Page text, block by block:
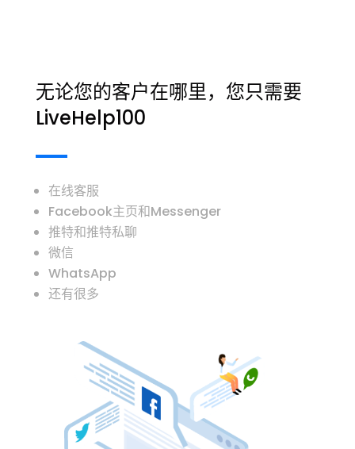
无论您的客户在哪里，您只需要
LiveHelp100
在线客服
Facebook主页和Messenger
推特和推特私聊
微信
WhatsApp
还有很多